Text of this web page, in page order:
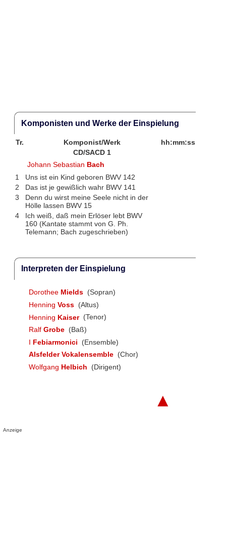
Komponisten und Werke der Einspielung
Tr. Komponist/Werk
hh:mm:ss
CD/SACD 1
Johann Sebastian Bach
1
Uns ist ein Kind geboren BWV 142
2
Das ist je gewißlich wahr BWV 141
3
Denn du wirst meine Seele nicht in der
Hölle lassen BWV 15
4
Ich weiß, daß mein Erlöser lebt BWV
160 (Kantate stammt von G. Ph.
Telemann; Bach zugeschrieben)
Interpreten der Einspielung
Dorothee Mields (Sopran)
Henning Voss (Altus)
Henning Kaiser (Tenor)
Ralf Grobe (Baß)
I Febiarmonici
(Ensemble)
Alsfelder Vokalensemble (Chor)
Wolfgang Helbich (Dirigent)
▲
Anzeige